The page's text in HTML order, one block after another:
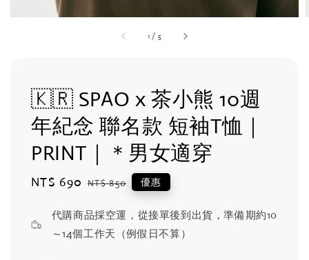
1 / 5
🇰🇷 SPAO x 茶小熊 10週
年紀念 聯名款 短袖T恤｜
PRINT｜＊男女適穿
Sale
NT$ 690 Regular
NT$ 850 優惠
代購商品採空運，從接單後到出貨，準備期約10
～14個工作天（例假日不算）